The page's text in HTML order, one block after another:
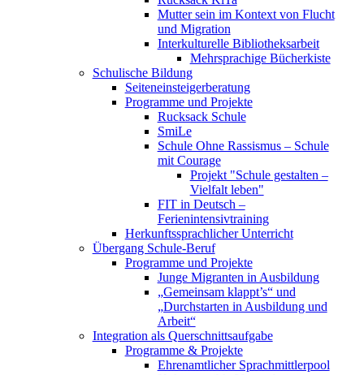
Mutter sein im Kontext von Flucht
und Migration
Interkulturelle Bibliotheksarbeit
Mehrsprachige Bücherkiste
Schulische Bildung
Seiteneinsteigerberatung
Programme und Projekte
Rucksack Schule
SmiLe
Schule Ohne Rassismus – Schule
mit Courage
Projekt "Schule gestalten –
Vielfalt leben"
FIT in Deutsch –
Ferienintensivtraining
Herkunftssprachlicher Unterricht
Übergang Schule-Beruf
Programme und Projekte
Junge Migranten in Ausbildung
„Gemeinsam klappt’s“ und
„Durchstarten in Ausbildung und
Arbeit“
Integration als Querschnittsaufgabe
Programme & Projekte
Ehrenamtlicher Sprachmittlerpool